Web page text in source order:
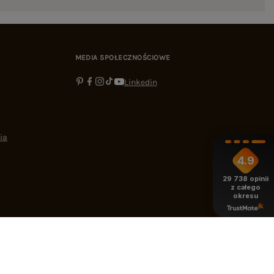
MEDIA SPOŁECZNOŚCIOWE
Linkedin
4.9
29 738 opinii
z całego
okresu